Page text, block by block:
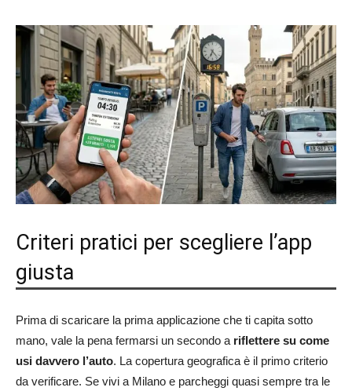
Criteri pratici per scegliere l’app
giusta
Prima di scaricare la prima applicazione che ti capita sotto
mano, vale la pena fermarsi un secondo a riflettere su come
usi davvero l’auto. La copertura geografica è il primo criterio
da verificare. Se vivi a Milano e parcheggi quasi sempre tra le